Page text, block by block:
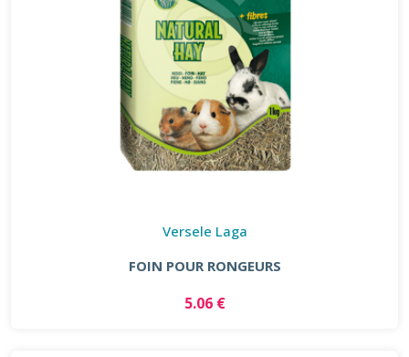
Versele Laga
FOIN POUR RONGEURS
5.06 €